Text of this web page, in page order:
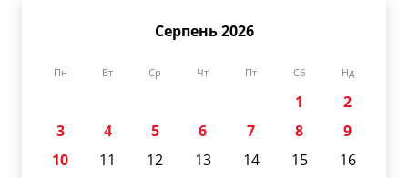
Серпень 2026
Пн Вт Ср Чт Пт Сб Нд
1
2
3
4 5 6 7 8
9
10
11 12 13 14 15
16